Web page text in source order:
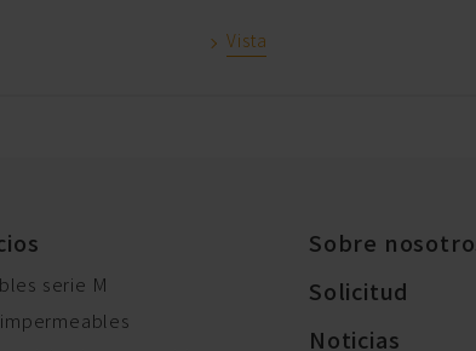
Vista
serie M
Sobre
Solicitud
Noticias